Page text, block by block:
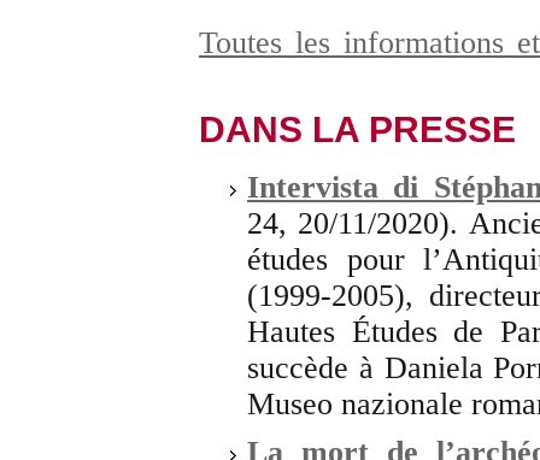
Toutes les informations
DANS LA PRESSE
Intervista di
24, 20/11/2020).
études pour
(1999-2005),
Hautes Études de
succède à Daniela
Museo nazionale
La mort de